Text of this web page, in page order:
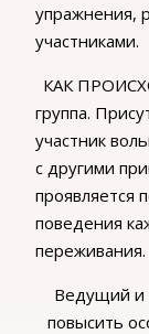
упражнения,
участниками.
КАК
группа.
участник
с другими
проявляется
поведения
переживания.
Ведущий и
повысить